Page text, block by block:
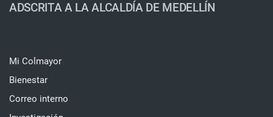
ADSCRITA A LA ALCALDÍA DE MEDELLÍN
Mi Colmayor
Bienestar
Correo interno